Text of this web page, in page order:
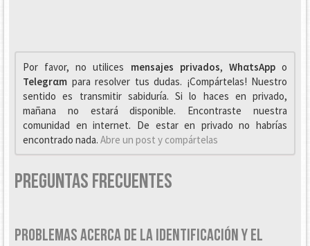
Por favor, no utilices mensajes privados, WhαtsAppo
Telegrαm para resolver tus dudas. ¡Compártelas! Nuestro
sentido es transmitir sabiduría. Si lo haces en privado,
mañana no estará disponible. Encontraste nuestra
comunidad en internet. De estar en privado no habrías
encontrado nada. Abre un post y compártelas
Preguntas Frecuentes
PROBLEMAS ACERCA DE LA IDENTIFICACIÓN Y EL